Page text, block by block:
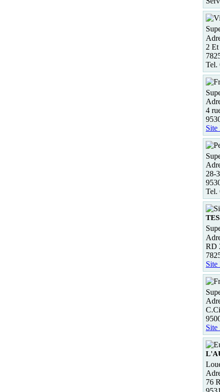
2
Tel.
4
Site
28-
Tel.
RD
Site
Site
76